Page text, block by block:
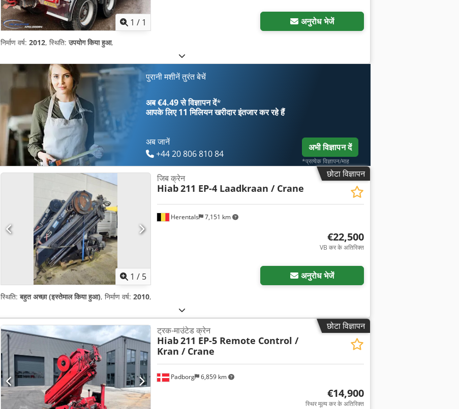
1 / 1 अनुरोध भेजें
निर्माण वर्ष: 2012, स्थिति:उपयोग किया हुआ,
पुरानी मशीनें तुरंत बेचें
अब €4.49 से विज्ञापन दें*
आपके लिए11 मिलियन खरीदारइंतजार कर रहे हैं
अब जानें
+44 20 806 810 84
अभी विज्ञापन दें
*प्रत्येक विज्ञापन/माह
छोटा विज्ञापन
1 / 5
Herentals 7,151 km
जिब क्रेन
Hiab211 EP-4 Laadkraan / Crane
€22,500
VB कर के अतिरिक्त
अनुरोध भेजें
स्थिति:बहुत अच्छा (इस्तेमाल किया हुआ), निर्माण वर्ष: 2010,
छोटा विज्ञापन
Padborg 6,859 km
ट्रक-माउंटेड क्रेन
Hiab211 EP-5 Remote Control /
Kran / Crane
€14,900
स्थिर मूल्य कर के अतिरिक्त